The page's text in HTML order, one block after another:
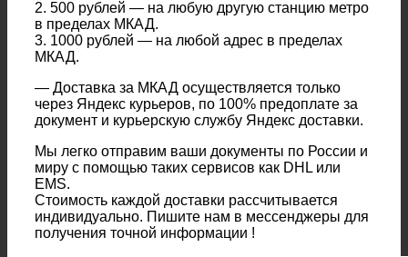
2. 500 рублей — на любую другую станцию метро
в пределах МКАД.
3. 1000 рублей — на любой адрес в пределах
МКАД.
— Доставка за МКАД осуществляется только
через Яндекс курьеров, по 100% предоплате за
документ и курьерскую службу Яндекс доставки.
Мы легко отправим ваши документы по России и
миру с помощью таких сервисов как DHL или
EMS.
Стоимость каждой доставки рассчитывается
индивидуально. Пишите нам в мессенджеры для
получения точной информации !